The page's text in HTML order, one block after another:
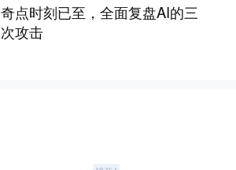
奇点时刻已至，全面复盘AI的三
次攻击